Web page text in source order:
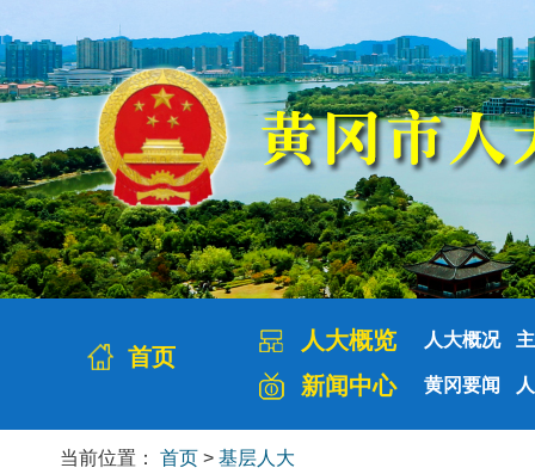
首页
人大概览 人大概况
新闻中心 黄冈要闻
当前位置： 首页 > 基层人大